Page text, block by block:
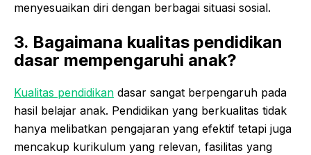
menyesuaikan diri dengan berbagai situasi sosial.
3. Bagaimana kualitas pendidikan
dasar mempengaruhi anak?
Kualitas pendidikan dasar sangat berpengaruh pada
hasil belajar anak. Pendidikan yang berkualitas tidak
hanya melibatkan pengajaran yang efektif tetapi juga
mencakup kurikulum yang relevan, fasilitas yang